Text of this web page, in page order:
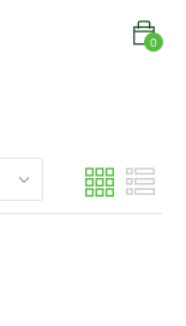
0